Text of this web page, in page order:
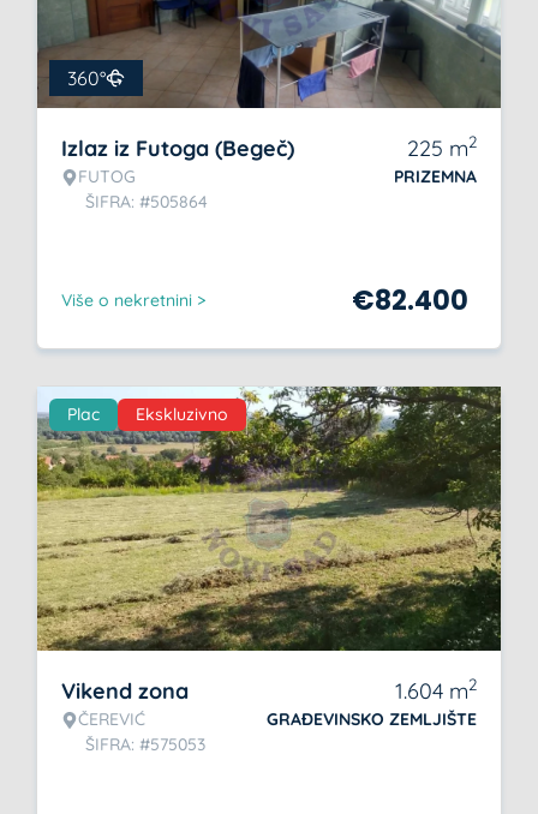
360°
Izlaz iz Futoga (Begeč)
FUTOG
ŠIFRA: #505864
225 m2
PRIZEMNA
Više o nekretnini > €82.400
Plac Ekskluzivno
Vikend zona
ČEREVIĆ
ŠIFRA: #575053
1.604 m2
GRAĐEVINSKO ZEMLJIŠTE